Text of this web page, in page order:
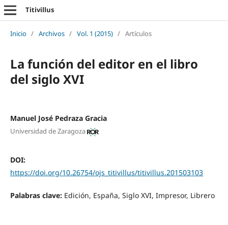
Titivillus
Inicio / Archivos / Vol. 1 (2015) / Artículos
La función del editor en el libro
del siglo XVI
Manuel José Pedraza Gracia
Universidad de Zaragoza
DOI:
https://doi.org/10.26754/ojs_titivillus/titivillus.201503103
Palabras clave: Edición, España, Siglo XVI, Impresor, Librero